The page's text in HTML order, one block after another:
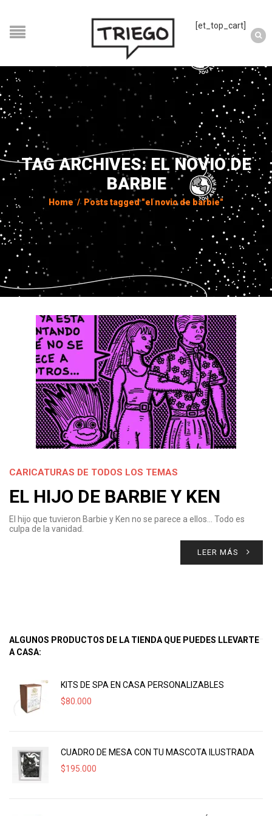
[et_top_cart]
TAG ARCHIVES: EL NOVIO DE
BARBIE
Home / Posts tagged "el novio de barbie"
CARICATURAS DE TODOS LOS TEMAS
EL HIJO DE BARBIE Y KEN
El hijo que tuvieron Barbie y Ken no se parece a ellos… Todo es
culpa de la vanidad.
LEER MÁS
ALGUNOS PRODUCTOS DE LA TIENDA QUE PUEDES LLEVARTE
A CASA:
KITS DE SPA EN CASA PERSONALIZABLES
$80.000
CUADRO DE MESA CON TU MASCOTA ILUSTRADA
$195.000